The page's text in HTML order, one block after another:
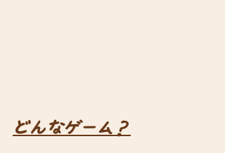
どんなゲーム？